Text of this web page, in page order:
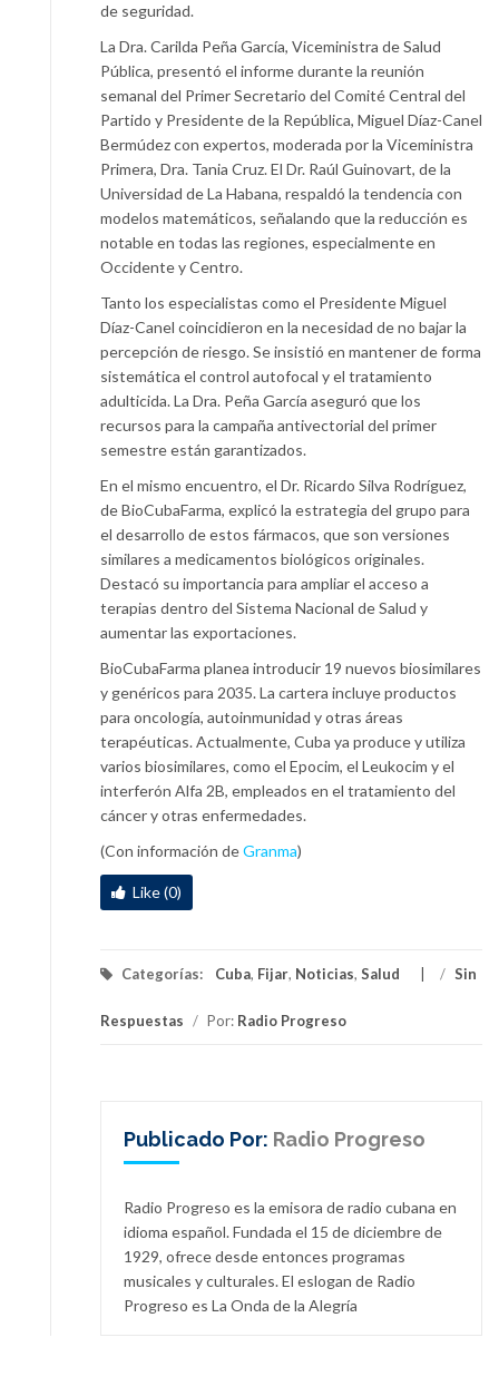
de seguridad.
La Dra. Carilda Peña García, Viceministra de Salud
Pública, presentó el informe durante la reunión
semanal del Primer Secretario del Comité Central del
Partido y Presidente de la República, Miguel Díaz-Canel
Bermúdezcon expertos, moderada por la Viceministra
Primera, Dra. Tania Cruz. El Dr. Raúl Guinovart, de la
Universidad de La Habana, respaldó la tendencia con
modelos matemáticos, señalando que la reducción es
notable en todas las regiones, especialmente en
Occidente y Centro.
Tanto los especialistas como el Presidente Miguel
Díaz-Canel coincidieron en la necesidad de no bajar la
percepción de riesgo. Se insistió en mantener de forma
sistemática el control autofocal y el tratamiento
adulticida. La Dra. Peña García aseguró que los
recursos para la campaña antivectorial del primer
semestre están garantizados.
En el mismo encuentro, el Dr. Ricardo Silva Rodríguez,
de BioCubaFarma, explicó la estrategia del grupo para
el desarrollo de estos fármacos, que son versiones
similares a medicamentos biológicos originales.
Destacó su importancia para ampliar el acceso a
terapias dentro del Sistema Nacional de Salud y
aumentar las exportaciones.
BioCubaFarma planea introducir 19 nuevos biosimilares
y genéricos para 2035. La cartera incluye productos
para oncología, autoinmunidad y otras áreas
terapéuticas. Actualmente, Cuba ya produce y utiliza
varios biosimilares, como el Epocim, el Leukocim y el
interferón Alfa 2B, empleados en el tratamiento del
cáncer y otras enfermedades.
(Con información deGranma)
Like (0)
Categorías: Cuba, Fijar, Noticias, Salud / Sin
Respuestas / Por: Radio Progreso
Publicado Por: Radio Progreso
Radio Progreso es la emisora de radio cubana en
idioma español. Fundada el 15 de diciembre de
1929, ofrece desde entonces programas
musicales y culturales. El eslogan de Radio
Progreso es La Onda de la Alegría